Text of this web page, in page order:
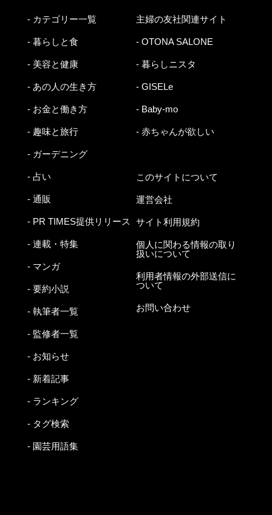
- カテゴリー一覧
- 暮らしと食
- 美容と健康
- あの人の生き方
- お金と働き方
- 趣味と旅行
- ガーデニング
- 占い
- 通販
- PR TIMES提供リリース
- 連載・特集
- マンガ
- 要約小説
- 執筆者一覧
- 監修者一覧
- お知らせ
- 新着記事
- ランキング
- タグ検索
- 園芸用語集
主婦の友社関連サイト
- OTONA SALONE
- 暮らしニスタ
- GISELe
- Baby-mo
- 赤ちゃんが欲しい
このサイトについて
運営会社
サイト利用規約
個人に関わる情報の取り
扱いについて
利用者情報の外部送信に
ついて
お問い合わせ